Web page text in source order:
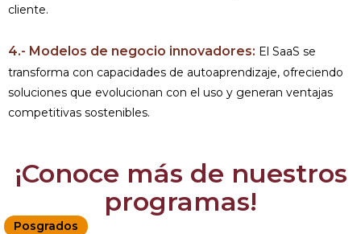
cliente.
4.- Modelos de negocio innovadores: El SaaS se
transforma con capacidades de autoaprendizaje, ofreciendo
soluciones que evolucionan con el uso y generan ventajas
competitivas sostenibles.
¡Conoce más de nuestros
programas!
Posgrados